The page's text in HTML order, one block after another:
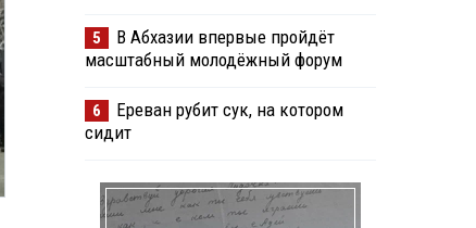
5
В Абхазии впервые пройдёт
масштабный молодёжный форум
6
Ереван рубит сук, на котором
сидит